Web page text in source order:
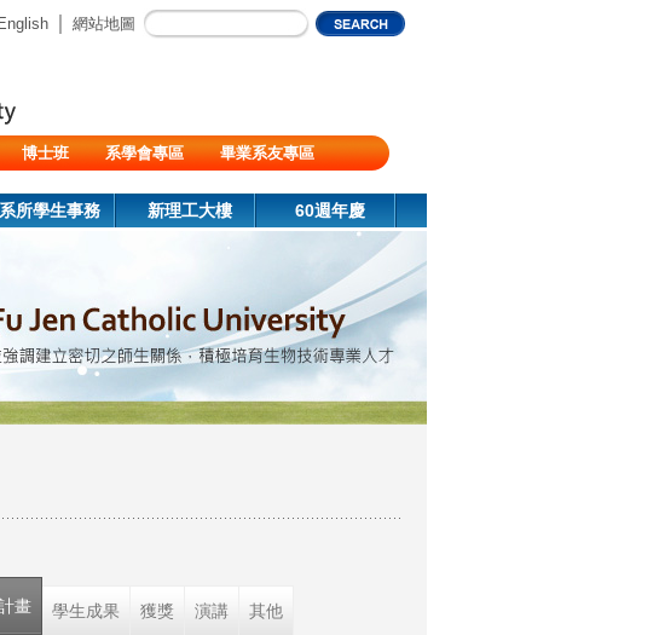
English 網站地圖
博士班 系學會專區
畢業系友專區
系所學生事務 新理工大樓 60週年慶
畫 學生成果 獲獎 演講 其他